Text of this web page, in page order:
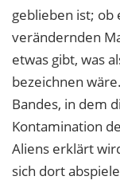
geblieben ist; ob
verändernden
etwas gibt, was
bezeichnen
Bandes, in dem
Kontamination
Aliens erklärt
sich dort